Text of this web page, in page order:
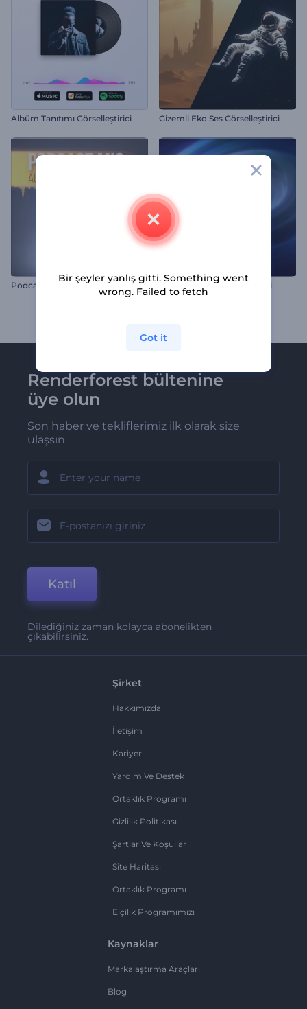
Albüm Tanıtımı Görselleştirici Gizemli Eko Ses Görselleştirici
P
odcast Mikrofonu Ses Görselleştirici Ses Rezonans Görselleştirici
Renderforest bültenine
üye olun
Son haber ve tekliflerimiz ilk olarak size
ulaşsın
Katıl
Dilediğiniz zaman kolayca abonelikten
çıkabilirsiniz.
Şirket
Hakkımızda
İletişim
Kariyer
Yardım Ve Destek
Ortaklık Programı
Gizlilik Politikası
Şartlar Ve Koşullar
Site Haritası
Ortaklık Programı
Elçilik Programımızı
Kaynaklar
Markalaştırma Araçları
Blog
Bir şeyler yanlış gitti. Something went
wrong. Failed to fetch
Got it